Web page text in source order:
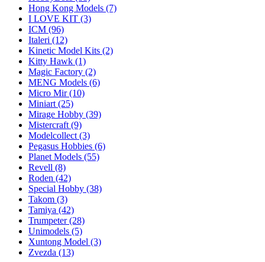
Hong Kong Models (7)
I LOVE KIT (3)
ICM (96)
Italeri (12)
Kinetic Model Kits (2)
Kitty Hawk (1)
Magic Factory (2)
MENG Models (6)
Micro Mir(10)
Miniart (25)
Mirage Hobby (39)
Mistercraft (9)
Modelcollect (3)
Pegasus Hobbies (6)
Planet Models (55)
Revell (8)
Roden (42)
Special Hobby (38)
Takom (3)
Tamiya (42)
Trumpeter(28)
Unimodels (5)
Xuntong Model (3)
Zvezda (13)